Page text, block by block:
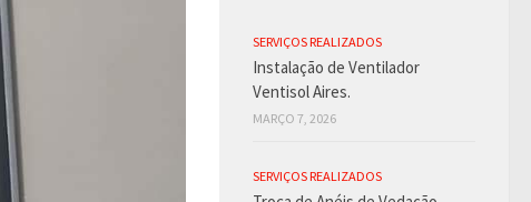
SERVIÇOS REALIZADOS
Instalação de Ventilador
Ventisol Aires.
MARÇO 7, 2026
SERVIÇOS REALIZADOS